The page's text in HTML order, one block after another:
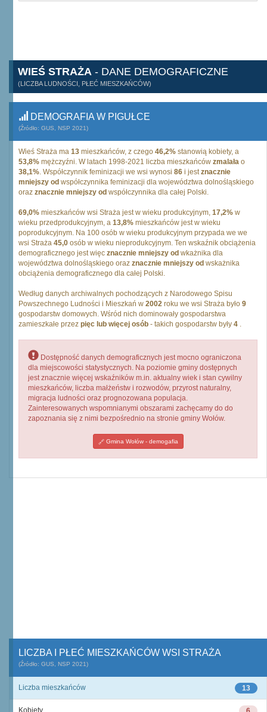
WIEŚ STRAŻA - DANE DEMOGRAFICZNE
(LICZBA LUDNOŚCI, PŁEĆ MIESZKAŃCÓW)
DEMOGRAFIA W PIGUŁCE
(Źródło: GUS, NSP 2021)
Wieś Straża ma 13 mieszkańców, z czego 46,2% stanowią kobiety, a
53,8% mężczyźni. W latach 1998-2021 liczba mieszkańców zmalała o
38,1%. Współczynnik feminizacji we wsi wynosi 86 i jestznacznie
mniejszy od współczynnika feminizacji dla województwa dolnośląskiego
oraz znacznie mniejszy od współczynnika dla całej Polski.
69,0% mieszkańców wsi Straża jest w wieku produkcyjnym, 17,2% w
wieku przedprodukcyjnym, a 13,8% mieszkańców jest w wieku
poprodukcyjnym. Na 100 osób w wieku produkcyjnym przypada we we
wsi Straża 45,0 osób w wieku nieprodukcyjnym. Ten wskaźnik obciążenia
demograficznego jest więc znacznie mniejszy od wkażnika dla
województwa dolnośląskiego oraz znacznie mniejszy od wskażnika
obciążenia demograficznego dla całej Polski.
Według danych archiwalnych pochodzących z Narodowego Spisu
Powszechnego Ludności i Mieszkań w 2002 roku we wsi Straża było 9
gospodarstw domowych. Wśród nich dominowały gospodarstwa
zamieszkałe przez pięc lub więcej osób - takich gospodarstw były 4 .
Dostępność danych demograficznych jest mocno ograniczona
dla miejscowości statystycznych. Na poziomie gminy dostępnych
jest znacznie więcej wskaźników m.in. aktualny wiek i stan cywilny
mieszkańców, liczba małżeństw i rozwodów, przyrost naturalny,
migracja ludności oraz prognozowana populacja.
Zainteresowanych wspomnianymi obszarami zachęcamy do do
zapoznania się z nimi bezpośrednio na stronie gminy Wołów.
Gmina Wołów - demogafia
LICZBA I PŁEĆ MIESZKAŃCÓW WSI STRAŻA
(Źródło: GUS, NSP 2021)
13
Liczba mieszkańców
Kobiety